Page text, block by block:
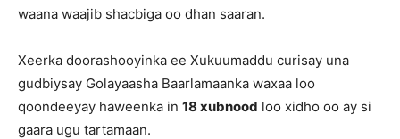
waana waajib shacbiga oo dhan saaran.
Xeerka doorashooyinka ee Xukuumaddu curisay una
gudbiysay Golayaasha Baarlamaanka waxaa loo
qoondeeyay haweenka in 18 xubnood loo xidho oo ay si
gaara ugu tartamaan.